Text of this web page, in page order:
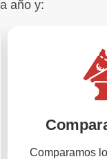
año y:
Comparamos